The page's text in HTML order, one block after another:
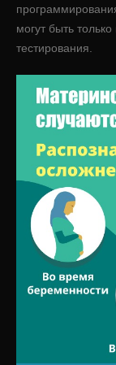
могут быть
тестирования.